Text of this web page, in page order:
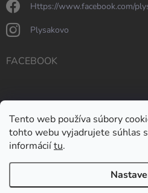
Tento web používa súbory
tohto webu vyjadrujete súhlas
informáciítu.
https://www.facebook.com/
plysakovo
FACEBOOK